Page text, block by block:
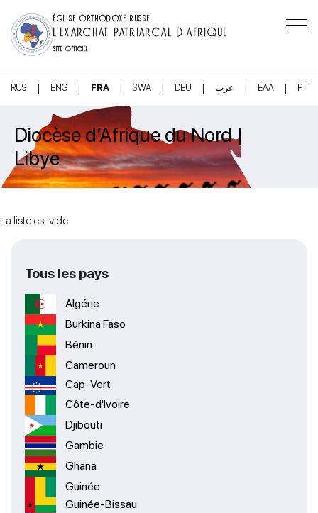
ÉGLISE ORTHODOXE RUSSE
L’EXARCHAT PATRIARCAL D’AFRIQUE
SITE OFFICIEL
RUS | ENG | FRA | SWA | DEU | عرب | ΕΛΛ | PT
Diocèse d’Afrique du Nord |
Libye
La liste est vide
Tous les pays
Algérie
Burkina Faso
Bénin
Cameroun
Cap-Vert
Côte-d'Ivoire
Djibouti
Gambie
Ghana
Guinée
Guinée-Bissau